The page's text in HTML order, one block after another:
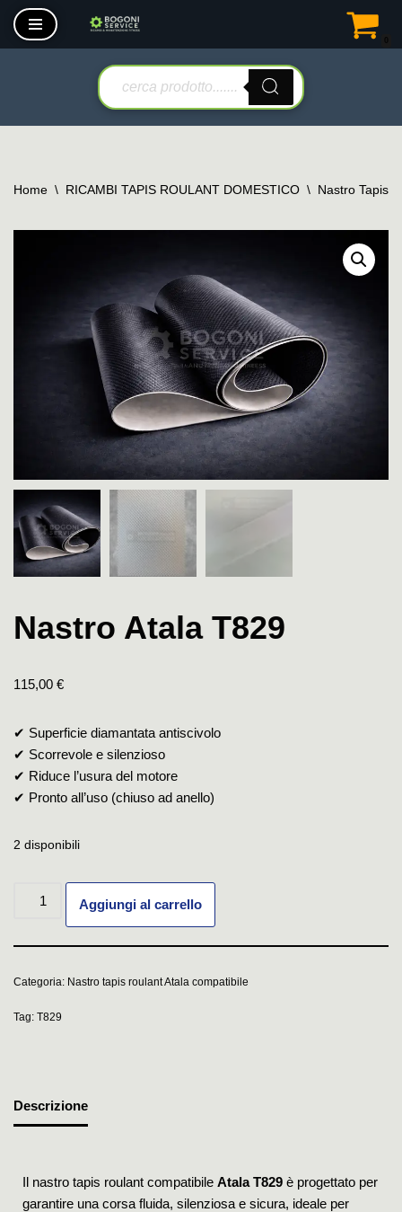
Vai
Home \ RICAMBI TAPIS ROULANT DOMESTICO \ Nastro Tapis
Nastro Atala T829
115,00 €
✔ Superficie diamantata antiscivolo
✔ Scorrevole e silenzioso
✔ Riduce l’usura del motore
✔ Pronto all’uso (chiuso ad anello)
2 disponibili
Aggiungi al carrello
Categoria: Nastro tapis roulant Atala compatibile
Tag: T829
Descrizione
Il nastro tapis roulant compatibile Atala T829 è progettato per
garantire una corsa fluida, silenziosa e sicura, ideale per